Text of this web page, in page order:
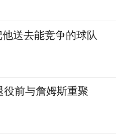
送去能竞争的球队
前与詹姆斯重聚